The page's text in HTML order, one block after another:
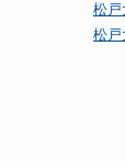
松戸
松戸